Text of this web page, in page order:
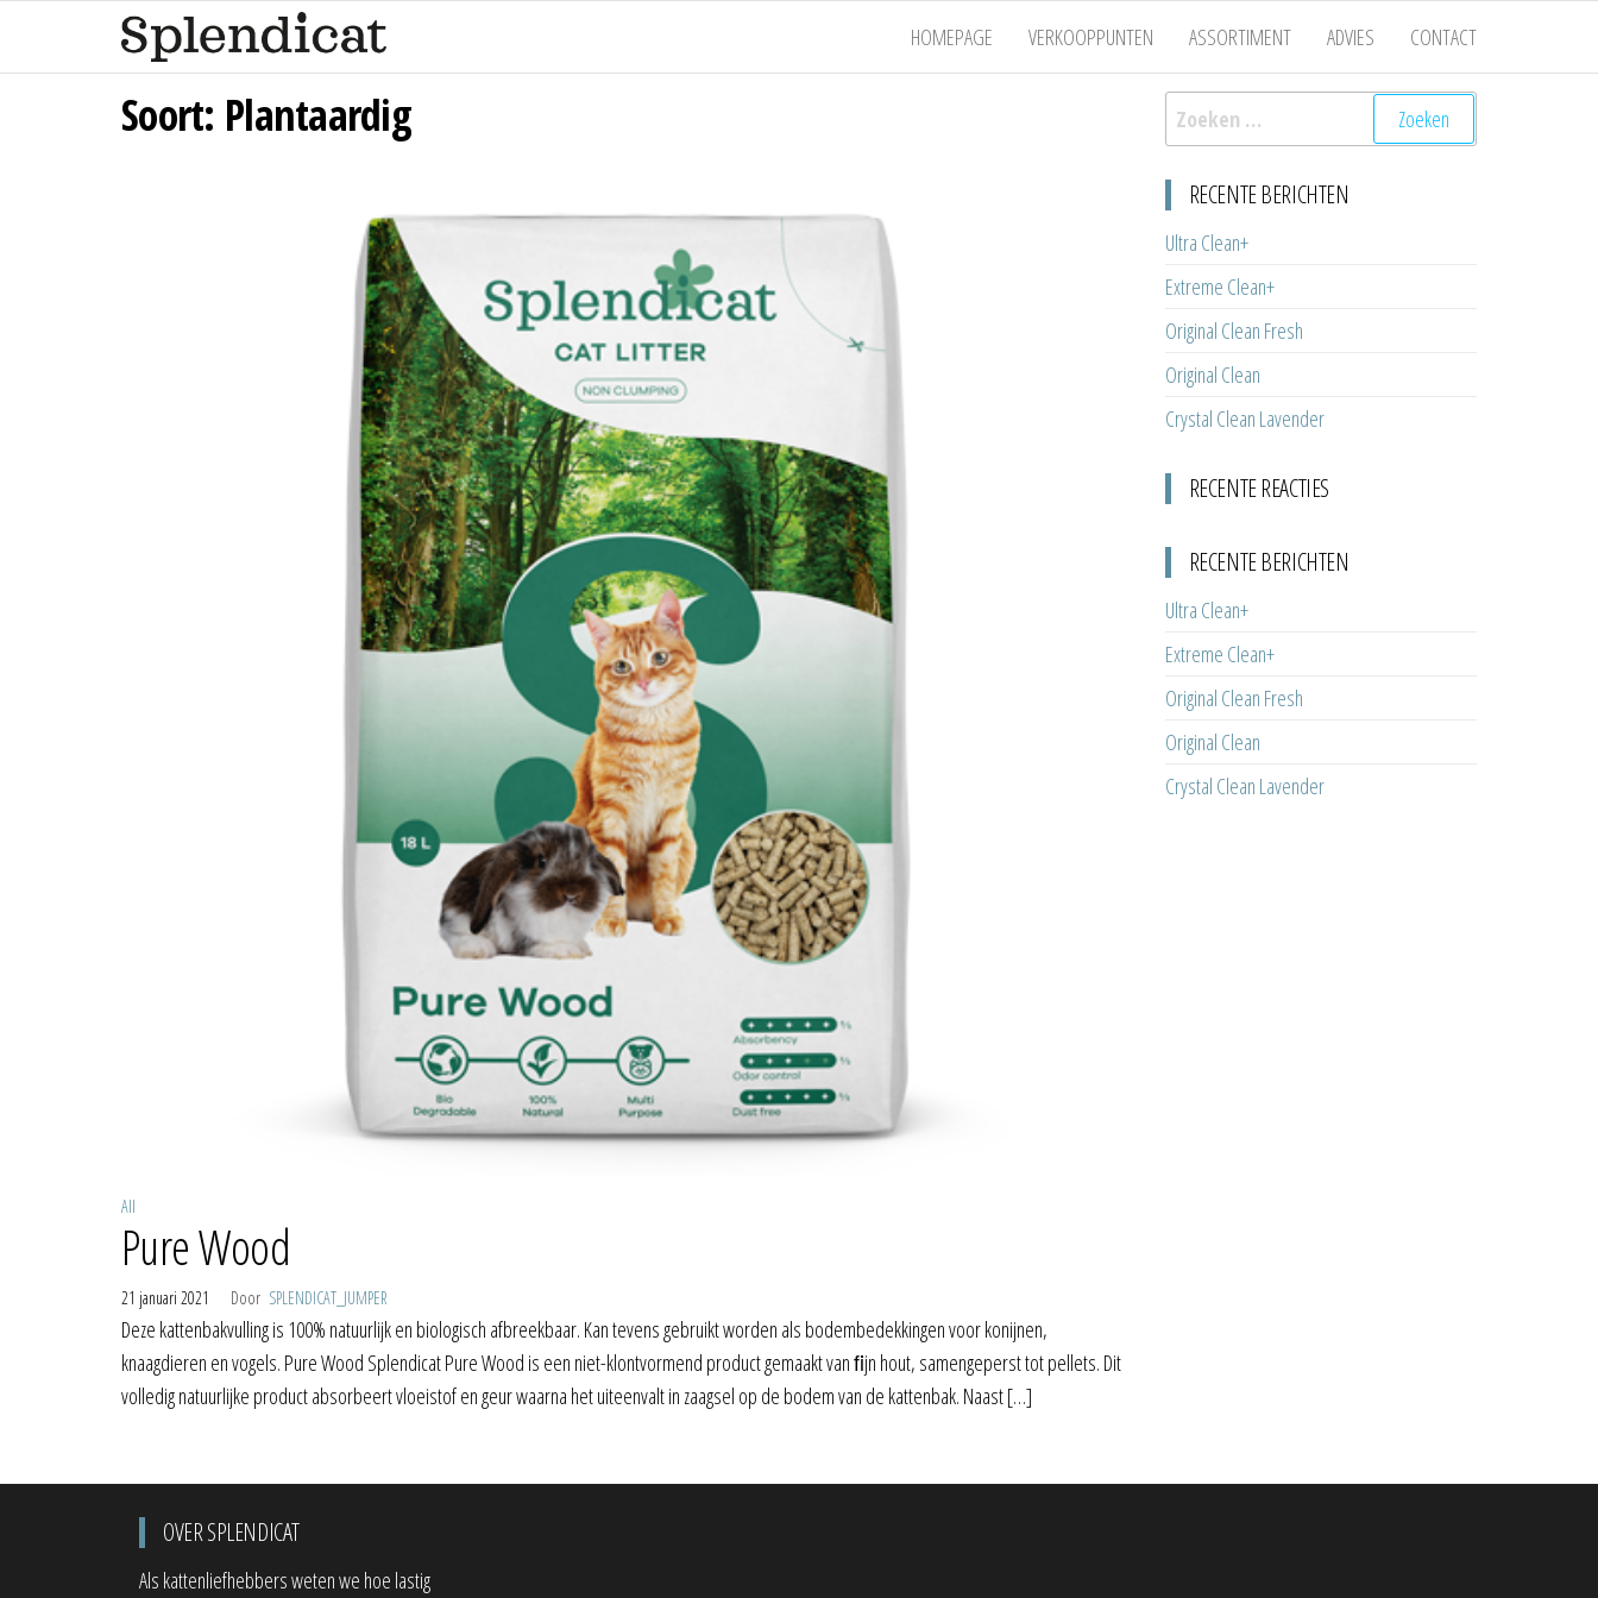
de
HOMEPAGE VERKOOPPUNTEN ASSORTIMENT ADVIES CONTACT
Soort: Plantaardig
All
Pure Wood
21 januari 2021 Door SPLENDICAT_JUMPER
Deze kattenbakvulling is 100% natuurlijk en biologisch afbreekbaar. Kan tevens gebruikt worden als bodembedekkingen voor konijnen,
knaagdieren en vogels. Pure Wood Splendicat Pure Wood is een niet-klontvormend product gemaakt van ﬁjn hout, samengeperst tot pellets. Dit
volledig natuurlijke product absorbeert vloeistof en geur waarna het uiteenvalt in zaagsel op de bodem van de kattenbak. Naast […]
Zoeken
naar:
RECENTE BERICHTEN
Ultra Clean+
Extreme Clean+
Original Clean Fresh
Original Clean
Crystal Clean Lavender
RECENTE REACTIES
RECENTE BERICHTEN
Ultra Clean+
Extreme Clean+
Original Clean Fresh
Original Clean
Crystal Clean Lavender
OVER SPLENDICAT
Als kattenliefhebbers weten we hoe lastig